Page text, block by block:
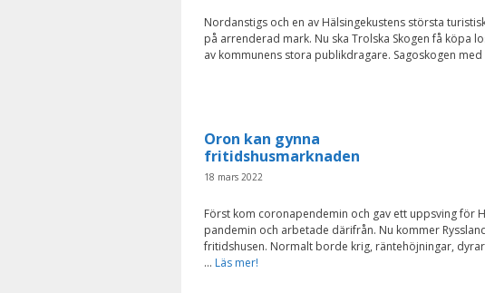
Nordanstigs och en av Hälsingekustens största
på arrenderad mark. Nu ska Trolska Skogen få köpa
av kommunens stora publikdragare. Sagoskogen
Oron kan gynna
fritidshusmarknaden
18 mars 2022
Först kom coronapendemin och gav ett uppsving för
pandemin och arbetade därifrån. Nu kommer
fritidshusen. Normalt borde krig, räntehöjningar,
… Läs mer!